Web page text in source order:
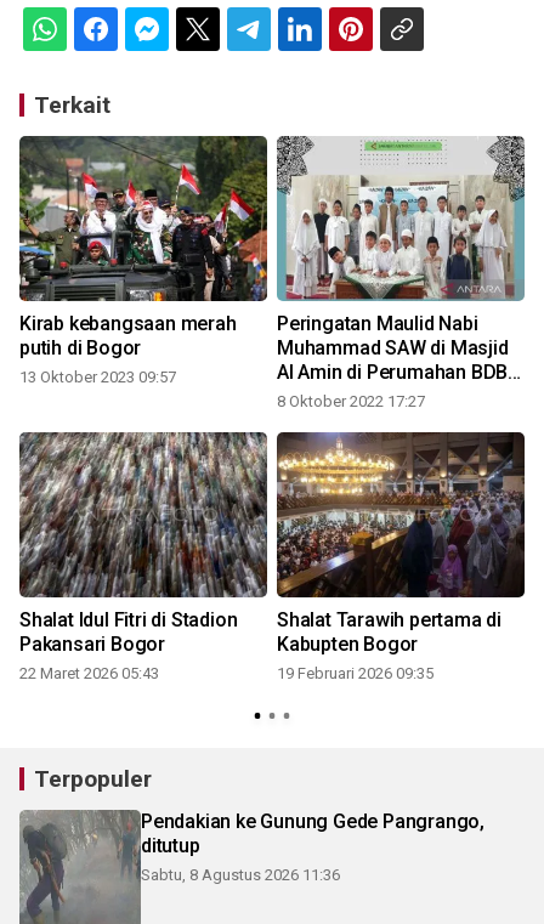
Terkait
Kirab kebangsaan merah
putih di Bogor
13 Oktober 2023 09:57
Peringatan Maulid Nabi
Muhammad SAW di Masjid
Al Amin di Perumahan BDB II
Cibinong
8 Oktober 2022 17:27
Shalat Idul Fitri di Stadion
Pakansari Bogor
22 Maret 2026 05:43
Shalat Tarawih pertama di
Kabupten Bogor
19 Februari 2026 09:35
Terpopuler
Pendakian ke Gunung Gede Pangrango,
ditutup
Sabtu, 8 Agustus 2026 11:36